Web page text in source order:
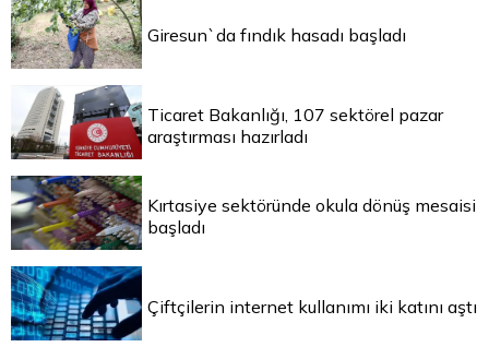
Giresun`da fındık hasadı başladı
Ticaret Bakanlığı, 107 sektörel pazar
araştırması hazırladı
Kırtasiye sektöründe okula dönüş mesaisi
başladı
Çiftçilerin internet kullanımı iki katını aştı